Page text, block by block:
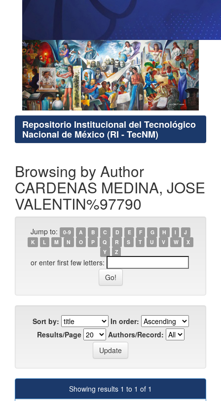
Repositorio Institucional del Tecnológico
Nacional de México (RI - TecNM)
Browsing by Author
CARDENAS MEDINA, JOSE
VALENTIN%97790
Jump to: 0-9 A B C D E F G H I
J
K
L M N O P Q R S T U V W
X
Y
Z
or enter first few letters:
Sort by:
In order:
Results/Page
Authors/Record:
Showing results 1 to 1 of 1